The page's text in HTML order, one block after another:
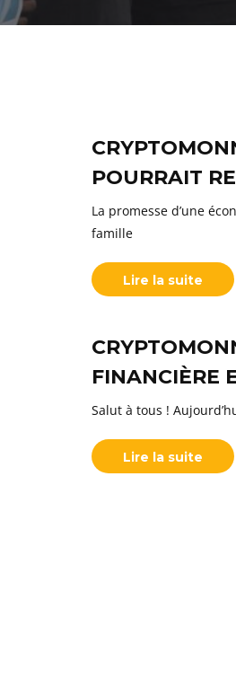
POURRAIT
La promesse d’une
famille
Lire la suite
FINANCIÈRE
Salut à tous !
Lire la suite